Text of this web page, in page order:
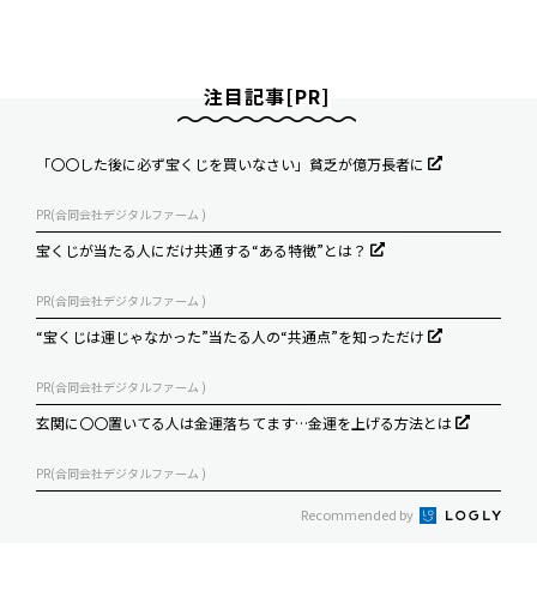
注目記事[PR]
「〇〇した後に必ず宝くじを買いなさい」貧乏が億万長者に
PR(合同会社デジタルファーム )
宝くじが当たる人にだけ共通する“ある特徴”とは？
PR(合同会社デジタルファーム )
“宝くじは運じゃなかった”当たる人の“共通点”を知っただけ
PR(合同会社デジタルファーム )
玄関に〇〇置いてる人は金運落ちてます…金運を上げる方法とは
PR(合同会社デジタルファーム )
Recommended by